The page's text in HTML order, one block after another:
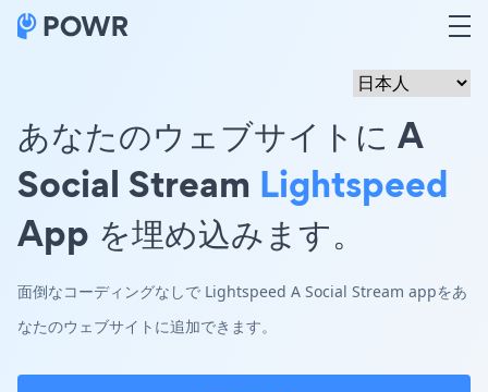
あなたのウェブサイトに A
Social Stream Lightspeed
App を埋め込みます。
面倒なコーディングなしで Lightspeed A Social Stream appをあ
なたのウェブサイトに追加できます。